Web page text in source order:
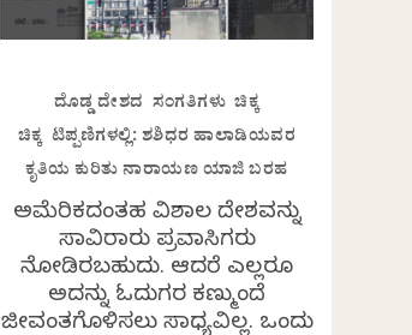
ದೊಡ್ಡ ದೇಶದ ಸಂಗತಿಗಳು ಚಿಕ್ಕ
ಚಿಕ್ಕ ಟಿಪ್ಪಣಿಗಳಲ್ಲಿ: ಶಶಿಧರ ಹಾಲಾಡಿಯವರ
ಕೃತಿಯ ಕುರಿತು ನಾರಾಯಣ ಯಾಜಿ ಬರಹ
ಅಮೆರಿಕದಂತಹ ವಿಶಾಲ ದೇಶವನ್ನು
ಸಾವಿರಾರು ಪ್ರವಾಸಿಗರು
ನೋಡಿರಬಹುದು. ಆದರೆ ಎಲ್ಲರೂ
ಅದನ್ನು ಓದುಗರ ಕಣ್ಮುಂದೆ
ಜೀವಂತಗೊಳಿಸಲು ಸಾಧ್ಯವಿಲ್ಲ. ಒಂದು